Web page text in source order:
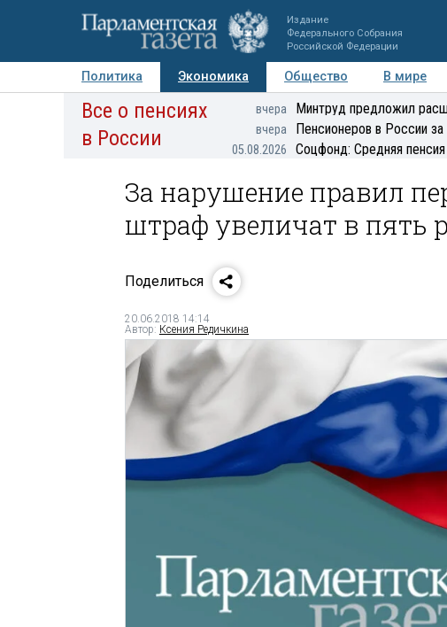
Издание
Федерального Собрания
Российской Федерации
Политика Экономика Общество В мире
Авторы Персоны Мнения Регионы
Все о пенсиях
в России
вчера Минтруд предложил
вчера Пенсионеров в России
05.08.2026 Соцфонд: Средняя
За нарушение правил
штраф увеличат в пять
Поделиться
20.06.2018 14:14
Автор: Ксения Редичкина